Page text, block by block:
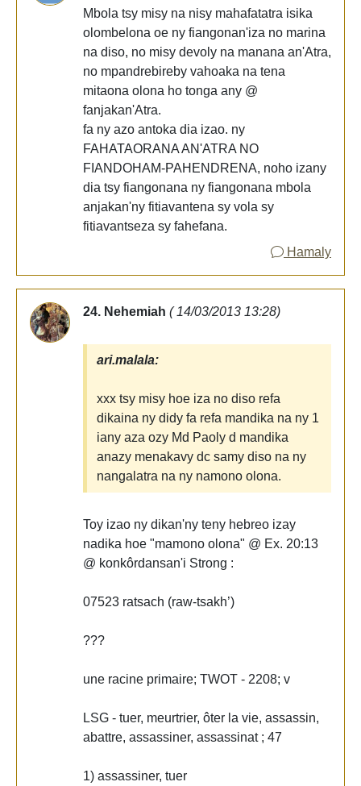
Mbola tsy misy na nisy mahafatatra isika
olombelona oe ny fiangonan'iza no marina
na diso, no misy devoly na manana an'Atra,
no mpandrebireby vahoaka na tena
mitaona olona ho tonga any @
fanjakan'Atra.
fa ny azo antoka dia izao. ny
FAHATAORANA AN'ATRA NO
FIANDOHAM-PAHENDRENA, noho izany
dia tsy fiangonana ny fiangonana mbola
anjakan'ny fitiavantena sy vola sy
fitiavantseza sy fahefana.
Hamaly
24. Nehemiah ( 14/03/2013 13:28)
ari.malala:
xxx tsy misy hoe iza no diso refa
dikaina ny didy fa refa mandika na ny 1
iany aza ozy Md Paoly d mandika
anazy menakavy dc samy diso na ny
nangalatra na ny namono olona.
Toy izao ny dikan'ny teny hebreo izay
nadika hoe "mamono olona" @ Ex. 20:13
@ konkôrdansan'i Strong :
07523 ratsach (raw-tsakh’)
???
une racine primaire; TWOT - 2208; v
LSG - tuer, meurtrier, ôter la vie, assassin,
abattre, assassiner, assassinat ; 47
1) assassiner, tuer